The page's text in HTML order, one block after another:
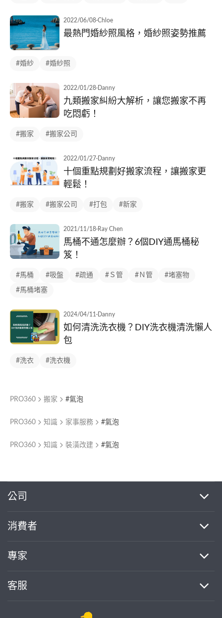
2022/06/08·Chloe
最熱門婚紗照風格，婚紗照姿勢推薦
#婚紗 #婚紗照
2022/01/28· Danny
九類搬家糾紛大解析，讓您搬家不再
吃悶虧！
#搬家 #搬家公司
2022/01/27· Danny
十個重點規劃好搬家流程，讓搬家更
輕鬆！
#搬家 #搬家公司 #打包 #新家
2021/11/18·Ray Chen
馬桶不通怎麼辦？6個DIY通馬桶秘
笈！
#馬桶 #吸盤 #疏通 #Ｓ管 #Ｎ管 #堵塞物
#馬桶堵塞
2024/04/11 · Danny
如何清洗洗衣機？DIY洗衣機清洗懶人
包
#洗衣 #洗衣機
PRO360 搬家 #氣泡
PRO360 知識 家事服務 #氣泡
PRO360 知識 裝潢改建 #氣泡
公司
消費者
專家
客服
繼續完成